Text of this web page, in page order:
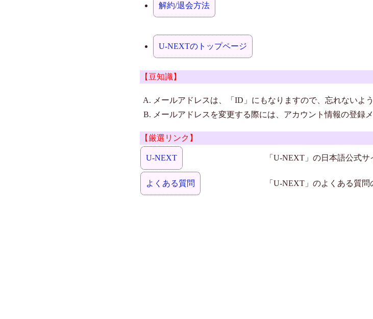
解約/退会方法
U-NEXTのトップページ
【豆知識】
メールアドレスは、「ID」にもなりますので、忘れないよ
メールアドレスを変更する際には、アカウント情報の登録
【厳選リンク】
U-NEXT 「U-NEXT」の日本語公式サ
よくある質問 「U-NEXT」のよくある質問